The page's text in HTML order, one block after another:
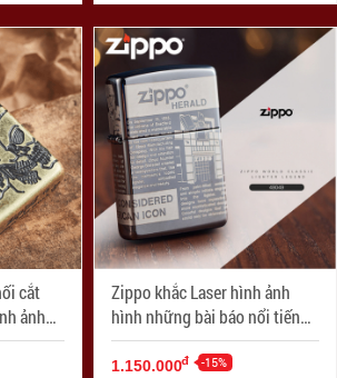
cắt
ảnh
Zippo khắc Laser hình ảnh
hình những bài báo nổi tiếng
viết về lịch sử Zippo
1.150.000đ -15%